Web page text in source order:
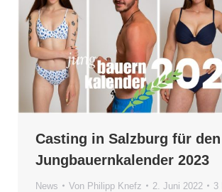
Casting in Salzburg für den
Jungbauernkalender 2023
News Von Philipp Knefz 2. Juni 2022 3